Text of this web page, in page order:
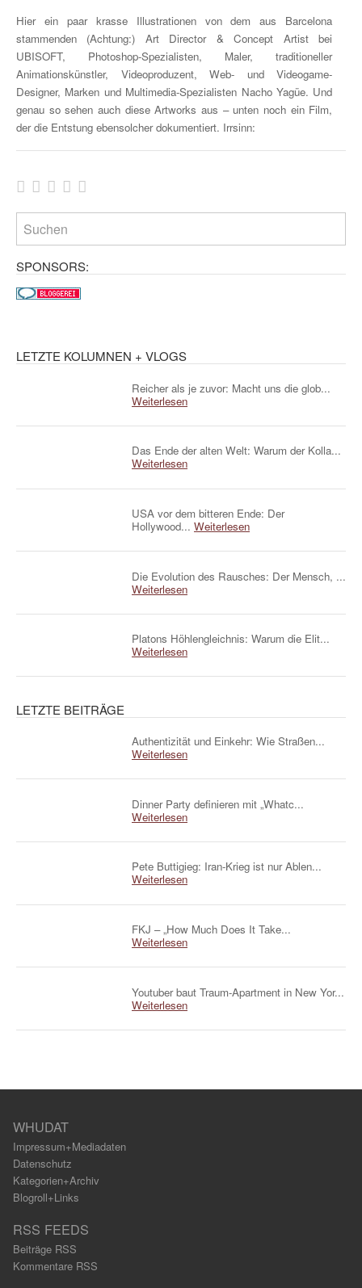
Hier ein paar krasse Illustrationen von dem aus Barcelona
stammenden (Achtung:) Art Director & Concept Artist bei
UBISOFT, Photoshop-Spezialisten, Maler, traditioneller
Animationskünstler, Videoproduzent, Web- und Videogame-
Designer, Marken und Multimedia-Spezialisten Nacho Yagüe. Und
genau so sehen auch diese Artworks aus – unten noch ein Film,
der die Entstung ebensolcher dokumentiert. Irrsinn:
SPONSORS:
LETZTE KOLUMNEN + VLOGS
Reicher als je zuvor: Macht uns die glob...
Weiterlesen
Das Ende der alten Welt: Warum der Kolla...
Weiterlesen
USA vor dem bitteren Ende: Der
Hollywood... Weiterlesen
Die Evolution des Rausches: Der Mensch, ...
Weiterlesen
Platons Höhlengleichnis: Warum die Elit...
Weiterlesen
LETZTE BEITRÄGE
Authentizität und Einkehr: Wie Straßen...
Weiterlesen
Dinner Party definieren mit „Whatc...
Weiterlesen
Pete Buttigieg: Iran-Krieg ist nur Ablen...
Weiterlesen
FKJ – „How Much Does It Take...
Weiterlesen
Youtuber baut Traum-Apartment in New Yor...
Weiterlesen
WHUDAT
Impressum+Mediadaten
Datenschutz
Kategorien+Archiv
Blogroll+Links
RSS FEEDS
Beiträge RSS
Kommentare RSS